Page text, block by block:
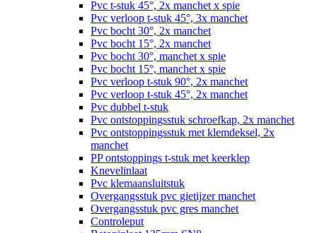
Pvc t-stuk 45°, 2x manchet x spie
Pvc verloop t-stuk 45°, 3x manchet
Pvc bocht 30°, 2x manchet
Pvc bocht 15°, 2x manchet
Pvc bocht 30°, manchet x spie
Pvc bocht 15°, manchet x spie
Pvc verloop t-stuk 90°, 2x manchet
Pvc verloop t-stuk 45°, 2x manchet
Pvc dubbel t-stuk
Pvc ontstoppingsstuk schroefkap, 2x manchet
Pvc ontstoppingsstuk met klemdeksel, 2x
manchet
PP ontstoppings t-stuk met keerklep
Knevelinlaat
Pvc klemaansluitstuk
Overgangsstuk pvc gietijzer manchet
Overgangsstuk pvc gres manchet
Controleput